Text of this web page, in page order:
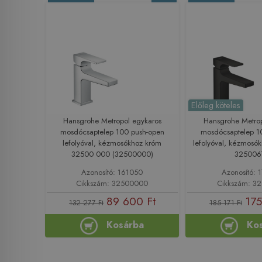
Hansgrohe Metropol egykaros
mosdócsaptelep 100 push-open
lefolyóval, kézmosókhoz króm
32500 000 (32500000)
Azonosító: 161050
Cikkszám: 32500000
132 277 Ft 89 600 Ft
Kosárba
Előleg köteles
Hansgrohe
mosdócsaptelep
lefolyóval,
Azonosító:
Cikkszám:
185 171 Ft